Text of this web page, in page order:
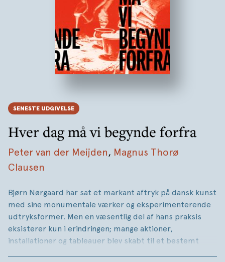
SENESTE UDGIVELSE
Hver dag må vi begynde forfra
Peter van der Meijden, Magnus Thorø
Clausen
Bjørn Nørgaard har sat et markant aftryk på dansk kunst
med sine monumentale værker og eksperimenterende
udtryksformer. Men en væsentlig del af hans praksis
eksisterer kun i erindringen; mange aktioner,
installationer og tableauer blev skabt til et bestemt